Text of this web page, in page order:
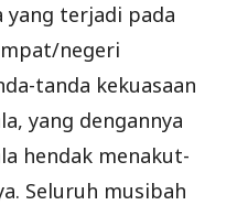
yang terjadi pada
negeri
tanda kekuasaan
yang dengannya
hendak menakut-
Seluruh musibah